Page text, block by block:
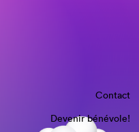
Contact
Devenir bénévole!